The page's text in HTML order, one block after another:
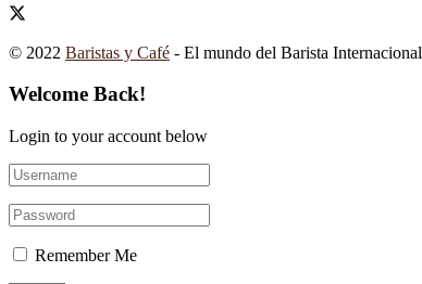
© 2022 Baristas y Café - El mundo del Barista Internacional
Welcome Back!
Login to your account below
Remember Me